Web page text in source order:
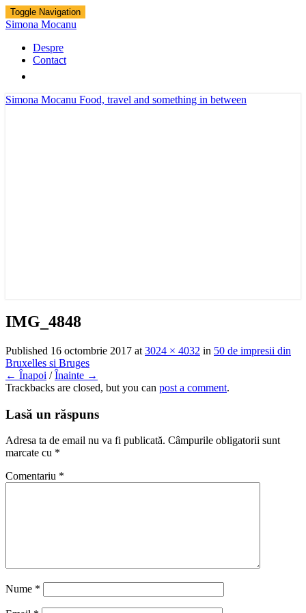
Toggle Navigation
Simona Mocanu
Despre
Contact
Simona Mocanu Food, travel and something in between
IMG_4848
Published 16 octombrie 2017 at 3024 × 4032 in 50 de impresii din
Bruxelles si Bruges
← Înapoi /Înainte →
Trackbacks are closed, but you can post a comment.
Lasă un răspuns
Adresa ta de email nu va fi publicată. Câmpurile obligatorii sunt
marcate cu *
Comentariu *
Nume *